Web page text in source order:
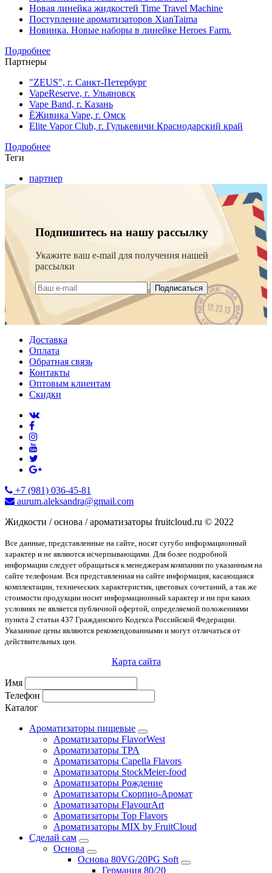
Новая линейка жидкостей Time Travel Machine
Поступление ароматизаторов XianTaima
Новинка. Новые наборы в линейке Heroes Farm.
Подробнее
Партнеры
"ZEUS", г. Санкт-Петербург
VapeReserve, г. Ульяновск
Vape Band, г. Казань
ЁЖивика Vape, г. Омск
Elite Vapor Club, г. Гулькевичи Краснодарский край
Подробнее
Теги
партнер
Подпишитесь на нашу рассылку
Укажите ваш e-mail для получения нашей
рассылки
Подписаться
Доставка
Оплата
Обратная связь
Контакты
Оптовым клиентам
Скидки
+7 (981) 036-45-81
aurum.aleksandra@gmail.com
Жидкости / основа / ароматизаторы fruitcloud.ru © 2022
Все данные, представленные на сайте, носят сугубо информационный
характер и не являются исчерпывающими. Для более подробной
информации следует обращаться к менеджерам компании по указанным на
сайте телефонам. Вся представленная на сайте информация, касающаяся
комплектации, технических характеристик, цветовых сочетаний, а так же
стоимости продукции носит информационный характер и ни при каких
условиях не является публичной офертой, определяемой положениями
пункта 2 статьи 437 Гражданского Кодекса Российской Федерации.
Указанные цены являются рекомендованными и могут отличаться от
действительных цен.
Карта сайта
Имя
Телефон
Каталог
Ароматизаторы пищевые
Ароматизаторы FlavorWest
Ароматизаторы TPA
Ароматизаторы Capella Flavors
Ароматизаторы StockMeier-food
Ароматизаторы Рождение
Ароматизаторы Скорпио-Аромат
Ароматизаторы FlavourArt
Ароматизаторы Top Flavors
Ароматизаторы MIX by FruitCloud
Сделай сам
Основа
Основа 80VG/20PG Soft
Германия 80/20